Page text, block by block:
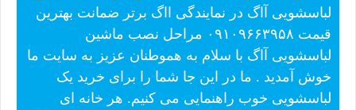
لباسشویی آاگ در نمایندگی ااگ برتر ضمانت بهترین
قیمت ۰۹۱۰۹۶۶۳۹۵۸ مراحل نصب ماشین
لباسشویی آاگ با سلام به هموطنان عزیز به سایت ما
خوش آمدید . ما در این جا شما را برای خرید یک
لباسشویی خوب راهنمایی می کنیم. هر خانه ای